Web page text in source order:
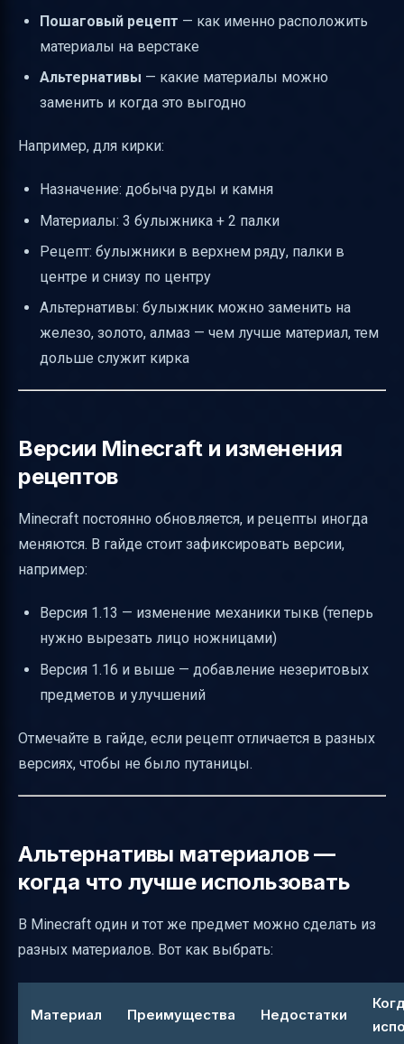
Пошаговый рецепт — как именно расположить
материалы на верстаке
Альтернативы — какие материалы можно
заменить и когда это выгодно
Например, для кирки:
Назначение: добыча руды и камня
Материалы: 3 булыжника + 2 палки
Рецепт: булыжники в верхнем ряду, палки в
центре и снизу по центру
Альтернативы: булыжник можно заменить на
железо, золото, алмаз — чем лучше материал, тем
дольше служит кирка
Версии Minecraft и изменения
рецептов
Minecraft постоянно обновляется, и рецепты иногда
меняются. В гайде стоит зафиксировать версии,
например:
Версия 1.13 — изменение механики тыкв (теперь
нужно вырезать лицо ножницами)
Версия 1.16 и выше — добавление незеритовых
предметов и улучшений
Отмечайте в гайде, если рецепт отличается в разных
версиях, чтобы не было путаницы.
Альтернативы материалов —
когда что лучше использовать
В Minecraft один и тот же предмет можно сделать из
разных материалов. Вот как выбрать:
Материал Преимущества Недостатки